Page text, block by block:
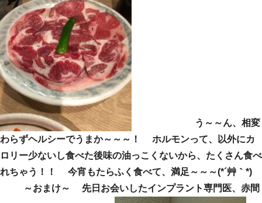
う～～ん、相変
わらずヘルシーでうまか～～～！ ホルモンって、以外にカ
ロリー少ないし食べた後味の油っこくないから、たくさん食べ
れちゃう！！ 今宵もたらふく食べて、満足～～～(*´艸｀*)
～おまけ～ 先日お会いしたインプラント専門医、赤間